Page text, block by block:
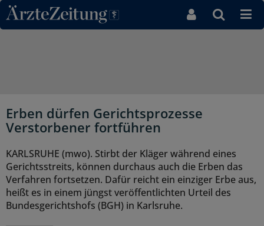
Direkt zum Inhaltsbereich
Erben dürfen Gerichtsprozesse
Verstorbener fortführen
KARLSRUHE (mwo). Stirbt der Kläger während eines
Gerichtsstreits, können durchaus auch die Erben das
Verfahren fortsetzen. Dafür reicht ein einziger Erbe aus,
heißt es in einem jüngst veröffentlichten Urteil des
Bundesgerichtshofs (BGH) in Karlsruhe.